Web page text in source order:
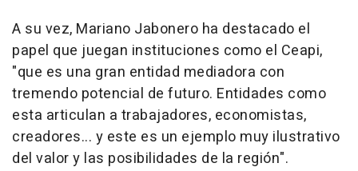
A su vez, Mariano Jabonero ha destacado el
papel que juegan instituciones como el Ceapi,
"que es una gran entidad mediadora con
tremendo potencial de futuro. Entidades como
esta articulan a trabajadores, economistas,
creadores... y este es un ejemplo muy ilustrativo
del valor y las posibilidades de la región".